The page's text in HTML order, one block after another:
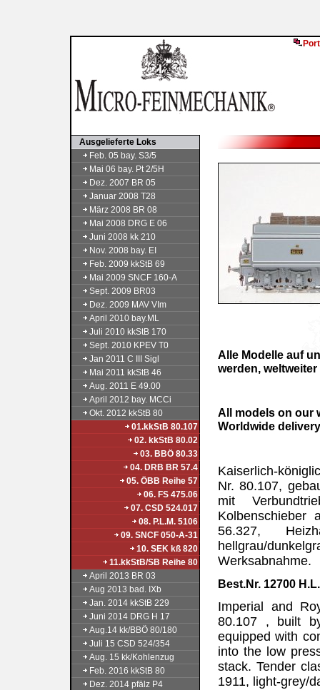
Ausgelieferte Loks
Feb. 05 bay. S3/5
Mai 06 bay. Pt 2/5H
Dez. 2007 BR 05
Januar 2008 T28
März 2008 BR 08
Mai 2008 DRG E 06
Juni 2008 kk 210
Nov. 2008 bay. EI
Feb. 2009 kkStB 69
Mai 2009 SNCF 160-A
Sept. 2009 BR03
Dez. 2009 MAV VIm
April 2010 bay.ML
Juli 2010 kkStB 170
Sept. 2010 KPEV T0
Jan 2011 C III Sigl
Mai 2011 kkStB 46
Aug. 2011 E 49.00
April 2012 bay. MCCi
Okt. 2012 kkStB 80
01.kkStB 80.107
02. kkStB 80.02
03. BBÖ 80.33
04. DRB BR 57.4
05. ÖBB Reihe 57
06. FS 475.06
07. CSD 524.017
08. P.L.M. 5106
09. SNCF 050-A-31
10. SEK kß 820
11.kkStB/SB Reihe 80
April 2013 BR 03
Aug 2013 bad. IXb
Jan. 2014 kkStB 229
Juni 2014 DRG H 17
Aug.14 kk/BBÖ 80/180
Juli 15 CSD 524/354
Aug. 15 kk/Kohlenzug
Feb. 2016 kkStB 80
Dez. 2014 pfälz P4
Alle Modelle auf
werden, weltweiter
All models on our
Worldwide
Kaiserlich-
Nr. 80.107,
mit
Kolbenschieber
56.327,
hellgrau/
Werksabnahme.
Best.Nr.
Imperial and
80.107 , built
equipped with
into the low
stack. Tender
1911, light-grey/